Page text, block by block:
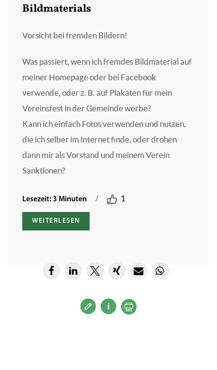
Bildmaterials
Vorsicht bei fremden Bildern!
Was passiert, wenn ich fremdes Bildmaterial auf
meiner Homepage oder bei Facebook
verwende, oder z. B. auf Plakaten für mein
Vereinsfest in der Gemeinde werbe?
Kann ich einfach Fotos verwenden und nutzen,
die ich selber im Internet finde, oder drohen
dann mir als Vorstand und meinem Verein
Sanktionen?
Lesezeit: 3 Minuten / 1
WEITERLESEN